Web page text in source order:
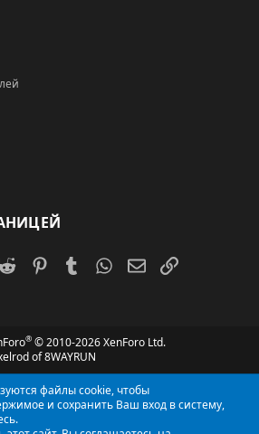
LinkedIn
Reddit PinterestTumblr WhatsApp
Электронная
Ссылка
® © 2010-2026 XenForo Ltd.
of8WAYRUN
файлы cookie, чтобы
и сохранить Ваш вход в систему,